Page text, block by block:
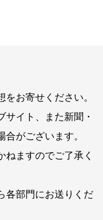
お寄せください。
サイト、また新聞・
がございます。
ますのでご了承く
各部門にお送りくだ